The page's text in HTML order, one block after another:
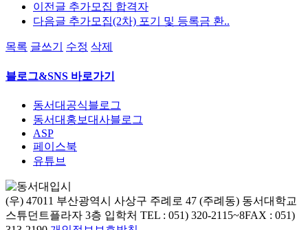
이전글 추가모집 합격자
다음글 추가모집(2차) 포기 및 등록금 환..
목록 글쓰기 수정 삭제
블로그&SNS 바로가기
동서대공식블로그
동서대홍보대사블로그
ASP
페이스북
유튜브
(우) 47011 부산광역시 사상구 주례로 47 (주례동) 동서대학교
스튜던트플라자 3층 입학처 TEL : 051) 320-2115~8FAX : 051)